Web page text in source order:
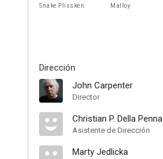
Snake Plissken Malloy
Dirección
John Carpenter
Director
Christian P. Della Penna
Asistente de Dirección
Marty Jedlicka